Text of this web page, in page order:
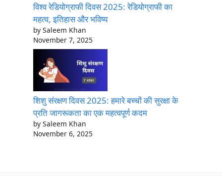
विश्व रेडियोग्राफी दिवस 2025: रेडियोग्राफी का
महत्व, इतिहास और भविष्य
by Saleem Khan
November 7, 2025
शिशु संरक्षण दिवस 2025: हमारे बच्चों की सुरक्षा के
प्रति जागरूकता का एक महत्वपूर्ण कदम
by Saleem Khan
November 6, 2025